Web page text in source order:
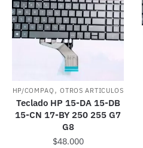
HP/COMPAQ ,OTROS ARTICULOS
Teclado HP 15-DA 15-DB
15-CN 17-BY 250 255 G7
G8
$48.000